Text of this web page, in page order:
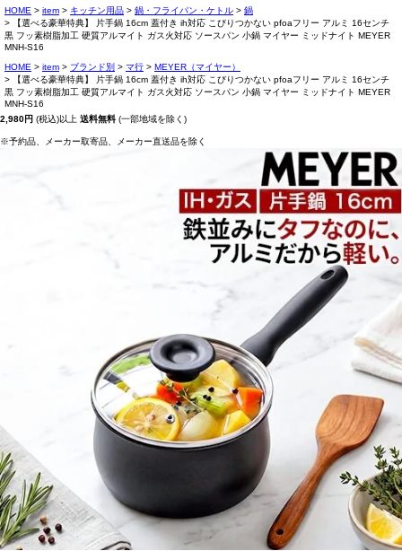
HOME item キッチン用品 鍋・フライパン・ケトル
鍋
【選べる豪華特典】 片手鍋 16cm 蓋付き ih対応 こびりつかない pfoaフリー アルミ 16センチ
黒 フッ素樹脂加工 硬質アルマイト ガス火対応 ソースパン 小鍋 マイヤー ミッドナイト MEYER
MNH-S16
HOME
item ブランド別 マ行
MEYER（マイヤー）
【選べる豪華特典】 片手鍋 16cm 蓋付き ih対応 こびりつかない pfoaフリー アルミ 16センチ
黒 フッ素樹脂加工 硬質アルマイト ガス火対応 ソースパン 小鍋 マイヤー ミッドナイト MEYER
MNH-S16
2,980円 (税込)以上 送料無料 (一部地域を除く)
※予約品、メーカー取寄品、メーカー直送品を除く